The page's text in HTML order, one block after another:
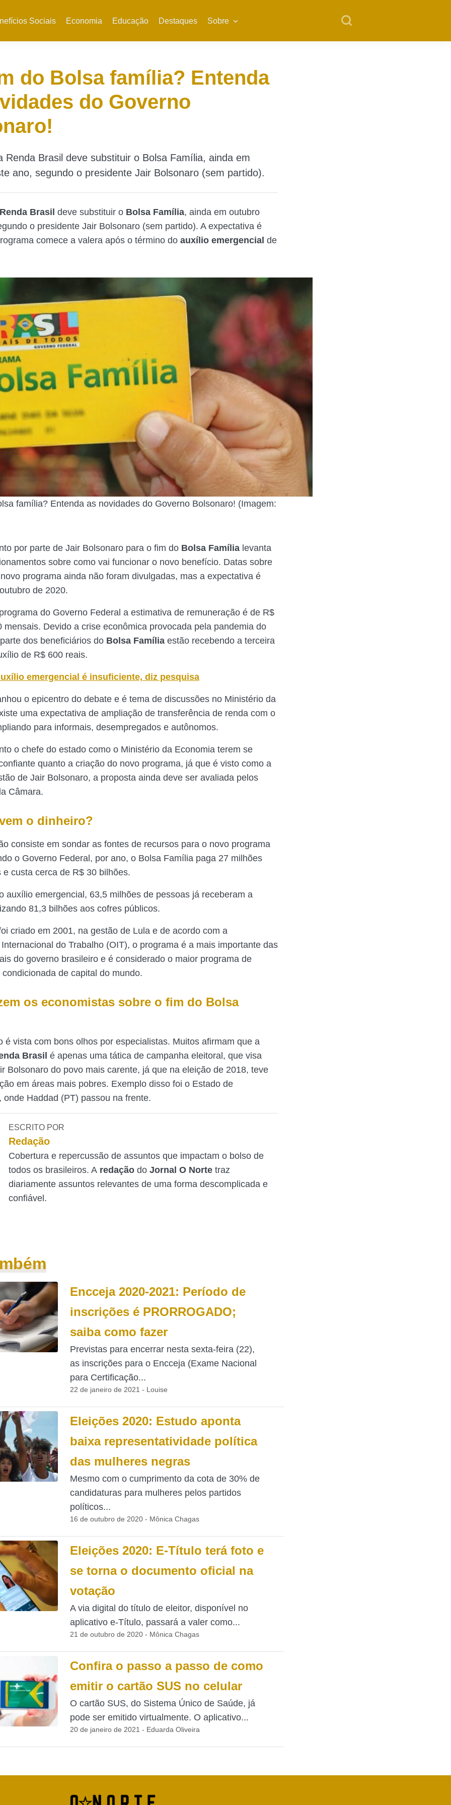
Sociais Economia Educação Destaques Sobre
do Bolsa família? Entenda
do Governo
Renda Brasil deve substituir o Bolsa Família, ainda em
ano, segundo o presidente Jair Bolsonaro (sem partido).
Renda Brasil deve substituir o Bolsa Família, ainda em outubro
o presidente Jair Bolsonaro (sem partido). A expectativa é
comece a valera após o término do auxílio emergencial de
família? Entenda as novidades do Governo Bolsonaro! (Imagem:
por parte de Jair Bolsonaro para o fim do Bolsa Família levanta
sobre como vai funcionar o novo benefício. Datas sobre
programa ainda não foram divulgadas, mas a expectativa é
de 2020.
do Governo Federal a estimativa de remuneração é de R$
mensais. Devido a crise econômica provocada pela pandemia do
dos beneficiários do Bolsa Família estão recebendo a terceira
de R$ 600 reais.
emergencial é insuficiente, diz pesquisa
o epicentro do debate e é tema de discussões no Ministério da
uma expectativa de ampliação de transferência de renda com o
para informais, desempregados e autônomos.
o chefe do estado como o Ministério da Economia terem se
quanto a criação do novo programa, já que é visto como a
de Jair Bolsonaro, a proposta ainda deve ser avaliada pelos
Câmara.
o dinheiro?
consiste em sondar as fontes de recursos para o novo programa
o Governo Federal, por ano, o Bolsa Família paga 27 milhões
e custa cerca de R$ 30 bilhões.
auxílio emergencial, 63,5 milhões de pessoas já receberam a
81,3 bilhões aos cofres públicos.
criado em 2001, na gestão de Lula e de acordo com a
do Trabalho (OIT), o programa é a mais importante das
do governo brasileiro e é considerado o maior programa de
de capital do mundo.
os economistas sobre o fim do Bolsa
é vista com bons olhos por especialistas. Muitos afirmam que a
Brasil é apenas uma tática de campanha eleitoral, que visa
Bolsonaro do povo mais carente, já que na eleição de 2018, teve
em áreas mais pobres. Exemplo disso foi o Estado de
onde Haddad (PT) passou na frente.
ESCRITO POR
Redação
Cobertura e repercussão de assuntos que impactam o bolso de
todos os brasileiros. A redaçãodoJornal O Nortetraz
diariamente assuntos relevantes de uma forma descomplicada e
confiável.
Encceja 2020-2021: Período de
inscrições é PRORROGADO;
saiba como fazer
Previstas para encerrar nesta sexta-feira (22),
as inscrições para o Encceja (Exame Nacional
para Certificação...
22 de janeiro de 2021 - Louise
Eleições 2020: Estudo aponta
baixa representatividade política
das mulheres negras
Mesmo com o cumprimento da cota de 30% de
candidaturas para mulheres pelos partidos
políticos...
16 de outubro de 2020 - Mônica Chagas
Eleições 2020: E-Título terá foto e
se torna o documento oficial na
votação
A via digital do título de eleitor, disponível no
aplicativo e-Título, passará a valer como...
21 de outubro de 2020 - Mônica Chagas
Confira o passo a passo de como
emitir o cartão SUS no celular
O cartão SUS, do Sistema Único de Saúde, já
pode ser emitido virtualmente. O aplicativo...
20 de janeiro de 2021 - Eduarda Oliveira